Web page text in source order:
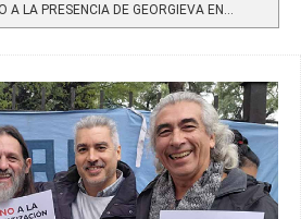
A LA PRESENCIA DE GEORGIEVA EN...